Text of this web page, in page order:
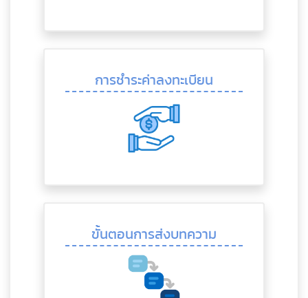
การชำระค่าลงทะเบียน
ขั้นตอนการส่งบทความ